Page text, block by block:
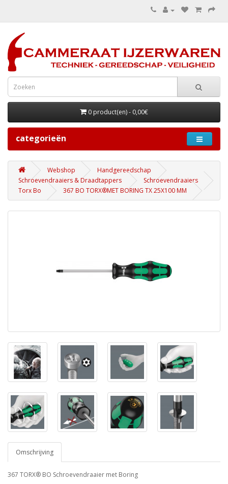
0 product(en) - 0,00€
categorieën
Webshop
Handgereedschap
Schroevendraaiers & Draadtappers
Schroevendraaiers
Torx Bo
367 BO TORX®MET BORING TX 25X100 MM
Omschrijving
367 TORX® BO Schroevendraaier met Boring